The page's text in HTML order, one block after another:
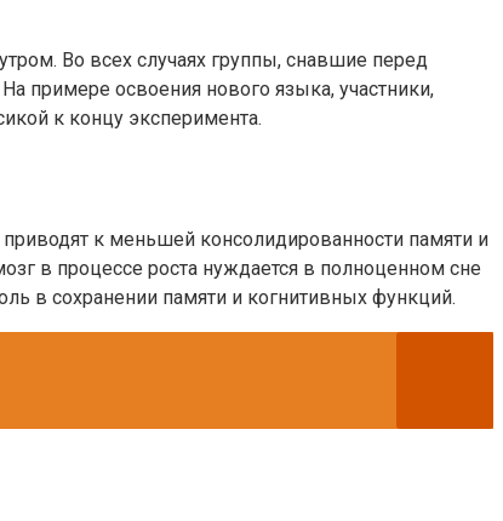
Во всех случаях группы, снавшие перед
примере освоения нового языка, участники,
к концу эксперимента.
к меньшей консолидированности памяти и
в процессе роста нуждается в полноценном сне
в сохранении памяти и когнитивных функций.